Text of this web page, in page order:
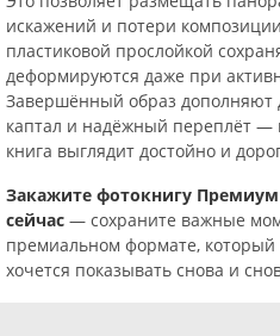
искажений и потери
пластиковой прослойкой
деформируются даже при
Завершённый образ дополняют
каптал и надёжный переплёт —
книга выглядит достойно и
Закажите фотокнигу
сейчас — сохраните важные
премиальном формате, который
хочется показывать снова и